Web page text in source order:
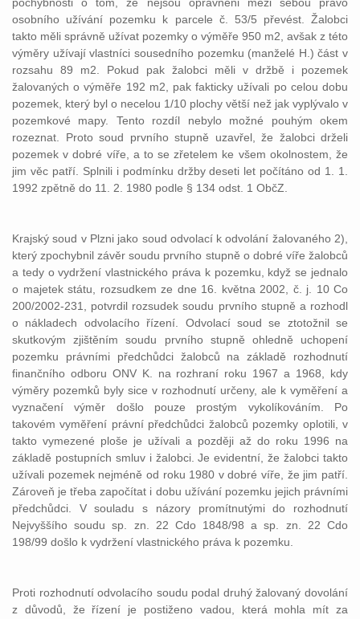
osobního užívání pozemku k parcele č. 53/5 převést. Žalobci
takto měli správně užívat pozemky o výměře 950 m2, avšak z této
výměry užívají vlastníci sousedního pozemku (manželé H.) část v
rozsahu 89 m2. Pokud pak žalobci měli v držbě i pozemek
žalovaných o výměře 192 m2, pak fakticky užívali po celou dobu
pozemek, který byl o necelou 1/10 plochy větší než jak vyplývalo v
pozemkové mapy. Tento rozdíl nebylo možné pouhým okem
rozeznat. Proto soud prvního stupně uzavřel, že žalobci drželi
pozemek v dobré víře, a to se zřetelem ke všem okolnostem, že
jim věc patří. Splnili i podmínku držby deseti let počítáno od 1. 1.
1992 zpětně do 11. 2. 1980 podle § 134 odst. 1 ObčZ.
Krajský soud v Plzni jako soud odvolací k odvolání žalovaného 2),
který zpochybnil závěr soudu prvního stupně o dobré víře žalobců
a tedy o vydržení vlastnického práva k pozemku, když se jednalo
o majetek státu, rozsudkem ze dne 16. května 2002, č. j. 10 Co
200/2002-231, potvrdil rozsudek soudu prvního stupně a rozhodl
o nákladech odvolacího řízení. Odvolací soud se ztotožnil se
skutkovým zjištěním soudu prvního stupně ohledně uchopení
pozemku právními předchůdci žalobců na základě rozhodnutí
finančního odboru ONV K. na rozhraní roku 1967 a 1968, kdy
výměry pozemků byly sice v rozhodnutí určeny, ale k vyměření a
vyznačení výměr došlo pouze prostým vykolíkováním. Po
takovém vyměření právní předchůdci žalobců pozemky oplotili, v
takto vymezené ploše je užívali a později až do roku 1996 na
základě postupních smluv i žalobci. Je evidentní, že žalobci takto
užívali pozemek nejméně od roku 1980 v dobré víře, že jim patří.
Zároveň je třeba započítat i dobu užívání pozemku jejich právními
předchůdci. V souladu s názory promítnutými do rozhodnutí
Nejvyššího soudu sp. zn. 22 Cdo 1848/98 a sp. zn. 22 Cdo
198/99 došlo k vydržení vlastnického práva k pozemku.
Proti rozhodnutí odvolacího soudu podal druhý žalovaný dovolání
z důvodů, že řízení je postiženo vadou, která mohla mít za